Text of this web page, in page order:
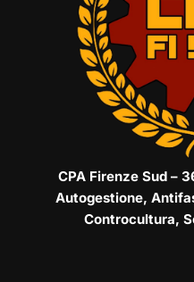
CPA Firenze Sud –
Autogestione,
Controcultura,